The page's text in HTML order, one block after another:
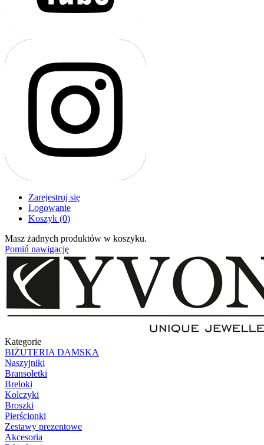
Zarejestruj się
Logowanie
Koszyk (0)
Masz żadnych produktów w koszyku.
Pomiń nawigację
Kategorie
BIŻUTERIA DAMSKA
Naszyjniki
Bransoletki
Breloki
Kolczyki
Broszki
Pierścionki
Zestawy prezentowe
Akcesoria